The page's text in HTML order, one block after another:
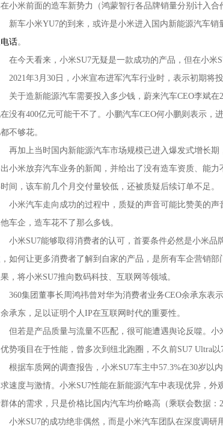
小米前面的造车新势力（鸿蒙智行各品牌销量分别计入合
小米YU7的到来，或许是小米进入国内新能源汽车销
话。
天看来，小米SU7无疑是一款成功的产品，但在小米
年3月30日，小米宣布进军汽车行业时，表示初期将投
造新能源汽车需要投入多少钱，蔚来汽车CEO李斌在
没有400亿元可能干不了。小鹏汽车CEO何小鹏则表示，
不够花。
上当时国内新能源汽车市场规模已进入爆发式增长期
小米放弃汽车业务的新闻，并给出了没有造车资质、能
间，该车前几个月交付量较低，还被质疑后续订单不足。
汽车走向成功的过程中，质疑的声音可能比赞美的声
车企，造车花不了那么多钱。
SU7能够取得消费者的认可，首要条件必然是小米品
如何让更多消费者了解到自家的产品，是所有车企营销
，将小米SU7推向数码科技、互联网等领域。
集团董事长周鸿祎曾对华为消费者业务CEO余承东表示
承东，足以证明个人IP在互联网时代的重要性。
是产品质量与流量不匹配，很可能遭遇舆论反噬。小
势项目在于性能，曾多次到纽北跑圈，不久前SU7 Ultra
车质网的调查报告，小米SU7车主中57.3%在30岁以内
速度与激情。小米SU7性能在新能源汽车中表现优异，
体的需求，只是价格比国内汽车均价略高（乘联会数据：
SU7的成功绝非偶然，而是小米汽车团队在深度调研